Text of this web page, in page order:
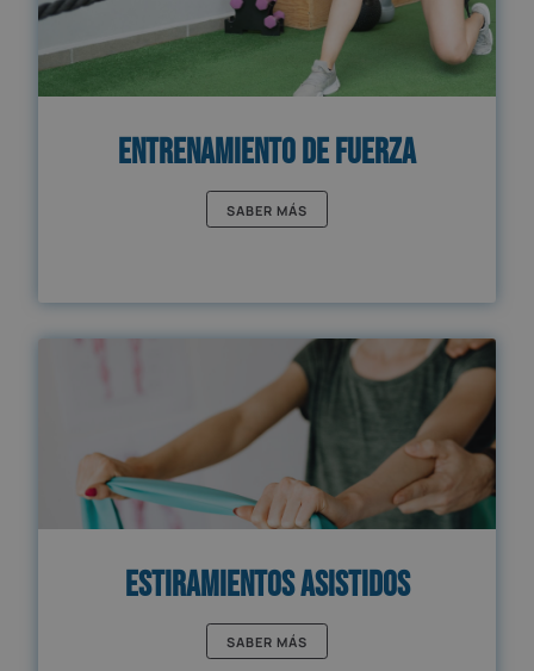
Entrenamiento de Fuerza
SABER MÁS
Estiramientos Asistidos
SABER MÁS